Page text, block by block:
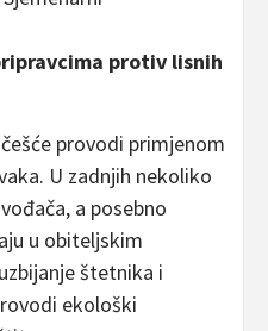
protiv lisnih
provodi primjenom
U zadnjih nekoliko
a posebno
u obiteljskim
štetnika i
ekološki